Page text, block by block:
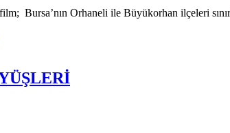
Bursa’nın Orhaneli ile Büyükorhan ilçeleri